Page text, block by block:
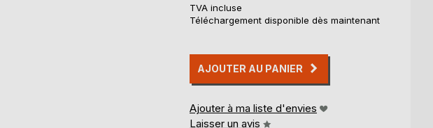
TVA incluse
Téléchargement disponible dès maintenant
AJOUTER AU PANIER
Ajouter à ma liste d'envies
Laisser un avis